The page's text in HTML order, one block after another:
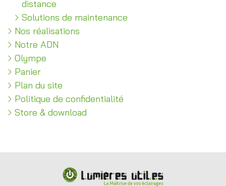
distance
Solutions de maintenance
Nos réalisations
Notre ADN
Olympe
Panier
Plan du site
Politique de confidentialité
Store & download